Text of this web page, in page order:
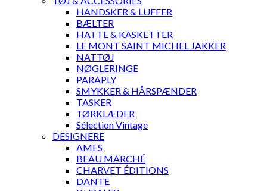
HANDSKER & LUFFER
BÆLTER
HATTE & KASKETTER
LE MONT SAINT MICHEL JAKKER
NATTØJ
NØGLERINGE
PARAPLY
SMYKKER & HÅRSPÆNDER
TASKER
TØRKLÆDER
Sélection Vintage
DESIGNERE
AMES
BEAU MARCHÉ
CHARVET ÉDITIONS
DANTE